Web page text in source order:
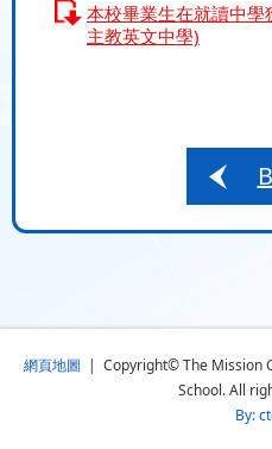
本校畢業生在就讀中
主教英文中學)
網頁地圖 | Copyright© The Mission
School. All
By: